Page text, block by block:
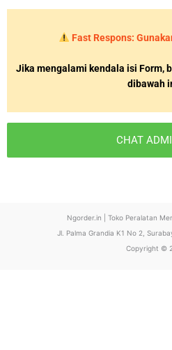
Fast Respons:
Jika mengalami kendala isi Form,
dibawah
CHAT
Ngorder.in | Toko Peralatan
Jl. Palma Grandia K1 No 2,
Copyright ©